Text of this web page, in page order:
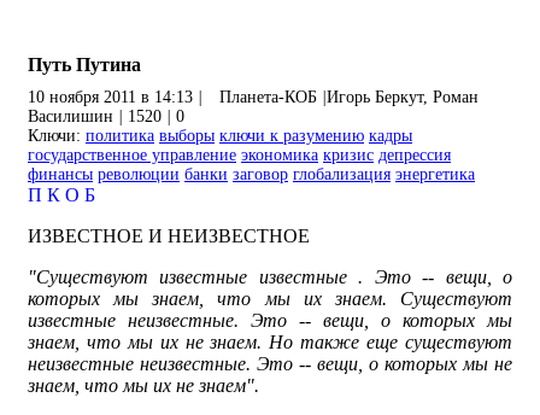
Путь Путина
10 ноября 2011 в 14:13 Планета-КОБ Игорь Беркут, Роман
Василишин
1520
0
Ключи: политика выборы ключи к разумению кадры
государственное управление экономика кризис депрессия
финансы революции банки заговор глобализация энергетика
П К О Б
ИЗВЕСТНОЕ И НЕИЗВЕСТНОЕ
"Существуют известные известные . Это -- вещи, о
которых мы знаем, что мы их знаем. Существуют
известные неизвестные. Это -- вещи, о которых мы
знаем, что мы их не знаем. Но также еще существуют
неизвестные неизвестные. Это -- вещи, о которых мы не
знаем, что мы их не знаем".